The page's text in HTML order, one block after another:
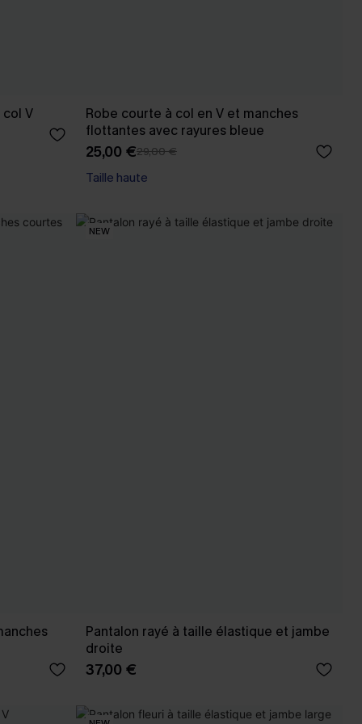
V
Robe courte à col en V et manches
flottantes avec rayures bleue
25,00 €29,00 €
Taille haute
NEW
Pantalon rayé à taille élastique et jambe
droite
37,00 €